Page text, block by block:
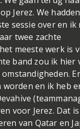
Jerez. We
sessie over en ik
twee zachte
meeste werk is
band zou ik hier
worden en ik heb
voor Jerez. Dat
van Qatar en